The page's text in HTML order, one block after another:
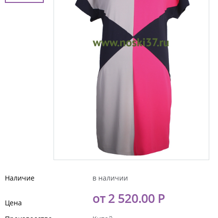
Наличие в наличии
Цена от 2 520.00 Р